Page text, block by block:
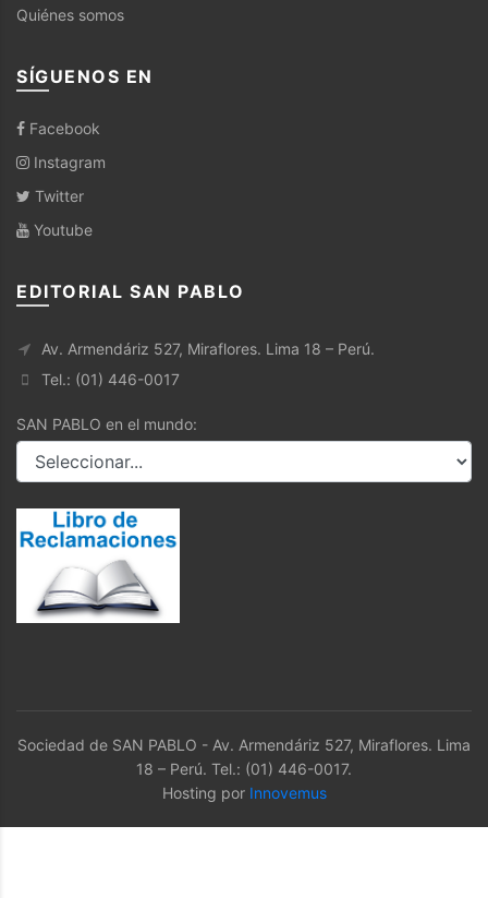
Quiénes somos
SÍGUENOS EN
Facebook
Instagram
Twitter
Youtube
EDITORIAL SAN PABLO
Av. Armendáriz 527, Miraflores. Lima 18 – Perú.
Tel.: (01) 446-0017
SAN PABLO en el mundo:
Sociedad de SAN PABLO - Av. Armendáriz 527, Miraflores. Lima
18 – Perú. Tel.: (01) 446-0017.
Hosting por Innovemus